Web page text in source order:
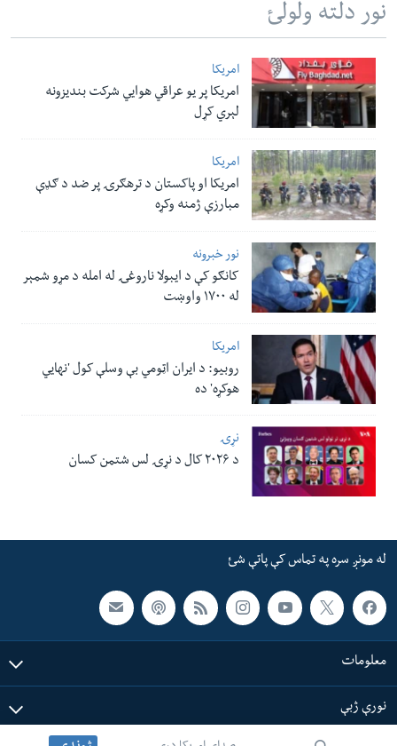
نور دلته ولولئ
امریکا
امریکا پر یو عراقي هوایي شرکت بندیزونه
لېري کړل
امریکا
امریکا او پاکستان د ترهګرۍ پر ضد د ګډې
مبارزې ژمنه وکړه
نور خبرونه
کانګو کې د ایبولا ناروغۍ له امله د مړو شمېر
له ۱۷۰۰ واوښت
امریکا
روبیو: د ایران اټومي بې وسلې کول 'نهايي
هوکړه' ده
نړۍ
د ۲۰۲۶ کال د نړۍ لس شتمن کسان
له مونږ سره په تماس کې پاتې شئ
معلومات
نورې ژبې